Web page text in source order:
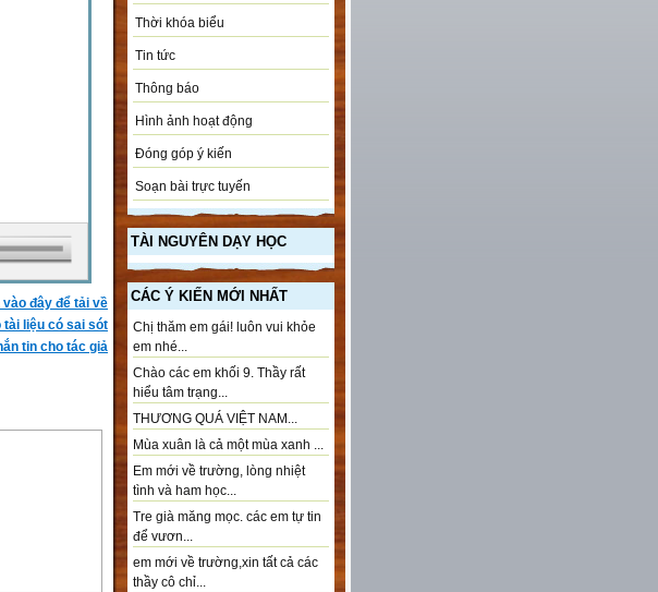
Thời khóa biểu
Tin tức
Thông báo
Hình ảnh hoạt động
Đóng góp ý kiến
Soạn bài trực tuyến
TÀI NGUYÊN DẠY HỌC
CÁC Ý KIẾN MỚI NHẤT
Chị thăm em gái! luôn vui khỏe
em nhé...
Chào các em khối 9. Thầy rất
hiểu tâm trạng...
THƯƠNG QUÁ VIỆT NAM...
Mùa xuân là cả một mùa xanh ...
Em mới về trường, lòng nhiệt
tình và ham học...
Tre già măng mọc. các em tự tin
để vươn...
em mới về trường,xin tất cả các
thầy cô chỉ...
vào đây để tải về
tài liệu có sai sót
tin cho tác giả